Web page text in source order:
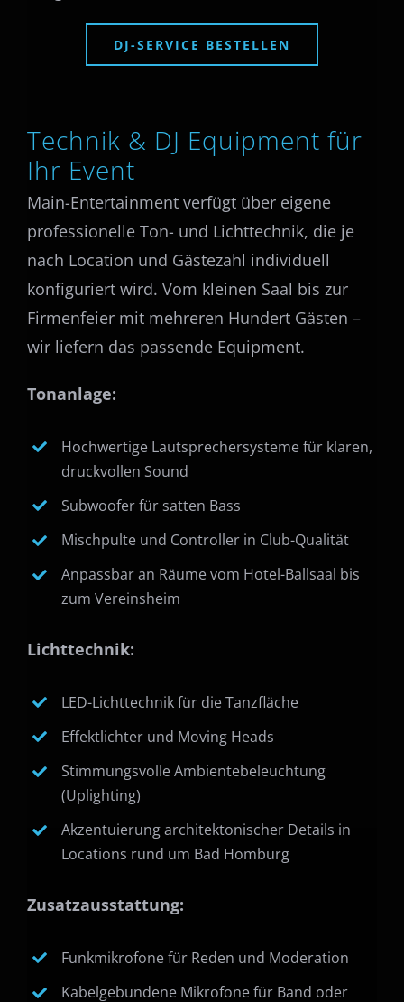
DJ-SERVICE BESTELLEN
Technik & DJ Equipment für
Ihr Event
Main-Entertainment verfügt über eigene
professionelle Ton- und Lichttechnik, die je
nach Location und Gästezahl individuell
konfiguriert wird. Vom kleinen Saal bis zur
Firmenfeier mit mehreren Hundert Gästen –
wir liefern das passende Equipment.
Tonanlage:
Hochwertige Lautsprechersysteme für klaren,
druckvollen Sound
Subwoofer für satten Bass
Mischpulte und Controller in Club-Qualität
Anpassbar an Räume vom Hotel-Ballsaal bis
zum Vereinsheim
Lichttechnik:
LED-Lichttechnik für die Tanzfläche
Effektlichter und Moving Heads
Stimmungsvolle Ambientebeleuchtung
(Uplighting)
Akzentuierung architektonischer Details in
Locations rund um Bad Homburg
Zusatzausstattung:
Funkmikrofone für Reden und Moderation
Kabelgebundene Mikrofone für Band oder